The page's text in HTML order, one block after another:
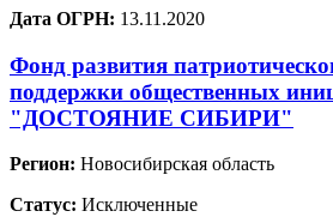
Дата ОГРН: 13.11.2020
Фонд развития
поддержки общественных
"ДОСТОЯНИЕ СИБИРИ"
Регион: Новосибирская область
Статус: Исключенные